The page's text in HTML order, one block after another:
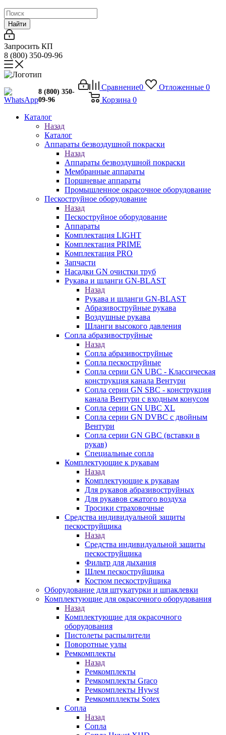
Найти
Запросить КП
8 (800) 350-09-96
Сравнение0 Отложенные 0
Корзина 0
8 (800) 350-
09-96
Каталог
Назад
Каталог
Аппараты безвоздушной покраски
Назад
Аппараты безвоздушной покраски
Мембранные аппараты
Поршневые аппараты
Промышленное окрасочное оборудование
Пескоструйное оборудование
Назад
Пескоструйное оборудование
Аппараты
Комплектация LIGHT
Комплектация PRIME
Комплектация PRO
Запчасти
Насадки GN очистки труб
Рукава и шланги GN-BLAST
Назад
Рукава и шланги GN-BLAST
Абразивоструйные рукава
Воздушные рукава
Шланги высокого давления
Сопла абразивоструйные
Назад
Сопла абразивоструйные
Сопла пескоструйные
Сопла серии GN UBC - Классическая
конструкция канала Вентури
Сопла серии GN SBC - конструкция
канала Вентури c входным конусом
Сопла серии GN UBC XL
Сопла серии GN DVBC с двойным
Вентури
Сопла серии GN GBC (вставки в
рукав)
Специальные сопла
Комплектующие к рукавам
Назад
Комплектующие к рукавам
Для рукавов абразивоструйных
Для рукавов сжатого воздуха
Тросики страховочные
Средства индивидуальной защиты
пескоструйщика
Назад
Средства индивидуальной защиты
пескоструйщика
Фильтр для дыхания
Шлем пескоструйщика
Костюм пескоструйщика
Оборудование для штукатурки и шпаклевки
Комплектующие для окрасочного оборудования
Назад
Комплектующие для окрасочного
оборудования
Пистолеты распылители
Поворотные узлы
Ремкомплекты
Назад
Ремкомплекты
Ремкомплекты Graco
Ремкомплекты Hywst
Ремкомпллекты Sotex
Сопла
Назад
Сопла